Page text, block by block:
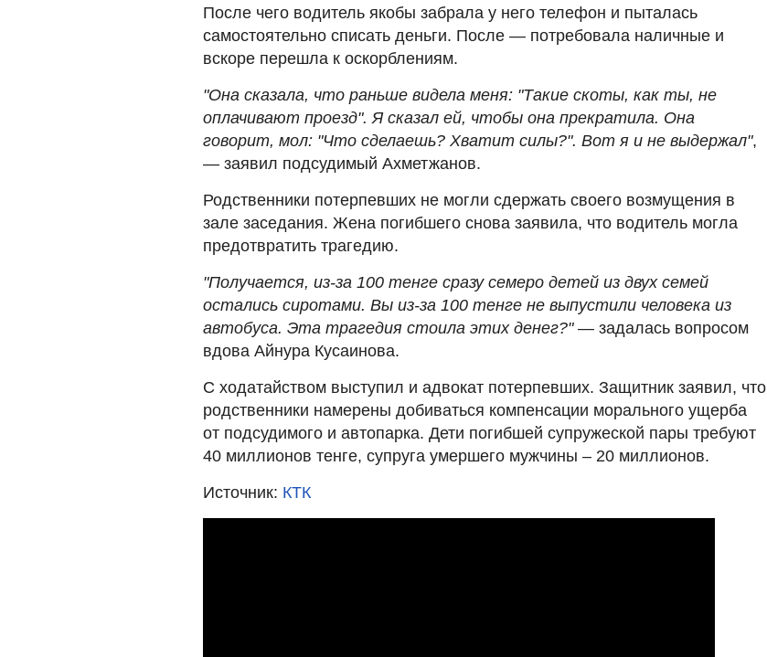
После чего водитель якобы забрала у него телефон и пыталась
самостоятельно списать деньги. После — потребовала наличные и
вскоре перешла к оскорблениям.
"Она сказала, что раньше видела меня: "Такие скоты, как ты, не
оплачивают проезд". Я сказал ей, чтобы она прекратила. Она
говорит, мол: "Что сделаешь? Хватит силы?". Вот я и не выдержал",
— заявил подсудимый Ахметжанов.
Родственники потерпевших не могли сдержать своего возмущения в
зале заседания. Жена погибшего снова заявила, что водитель могла
предотвратить трагедию.
"Получается, из-за 100 тенге сразу семеро детей из двух семей
остались сиротами. Вы из-за 100 тенге не выпустили человека из
автобуса. Эта трагедия стоила этих денег?"— задалась вопросом
вдова Айнура Кусаинова.
С ходатайством выступил и адвокат потерпевших. Защитник заявил, что
родственники намерены добиваться компенсации морального ущерба
от подсудимого и автопарка. Дети погибшей супружеской пары требуют
40 миллионов тенге, супруга умершего мужчины – 20 миллионов.
Источник: КТК